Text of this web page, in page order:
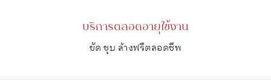
บริการตลอดอายุใช้งาน
ขัด ชุบ ล้างฟรีตลอดชีพ